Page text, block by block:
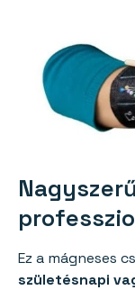
Ez a mágneses
születésnapi